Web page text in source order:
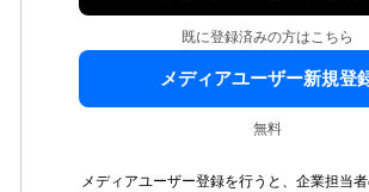
既に登録済みの方はこちら
メディアユーザー新規登
無料
メディアユーザー登録を行うと、企業担当者